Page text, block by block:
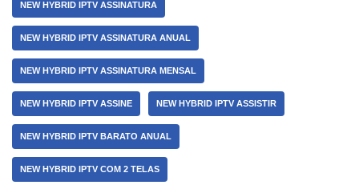
NEW HYBRID IPTV ASSINATURA
NEW HYBRID IPTV ASSINATURA ANUAL
NEW HYBRID IPTV ASSINATURA MENSAL
NEW HYBRID IPTV ASSINE NEW HYBRID IPTV ASSISTIR
NEW HYBRID IPTV BARATO ANUAL
NEW HYBRID IPTV COM 2 TELAS